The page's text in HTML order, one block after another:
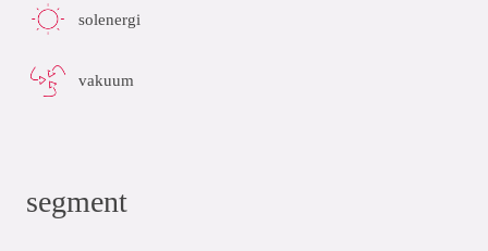
solenergi
vakuum
segment